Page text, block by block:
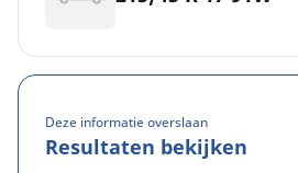
Deze informatie overslaan
Resultaten bekijken